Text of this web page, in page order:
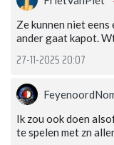
Ze kunnen niet
ander gaat kapot.
27-11-2025 20:07
Ik zou ook doen
te spelen met zn